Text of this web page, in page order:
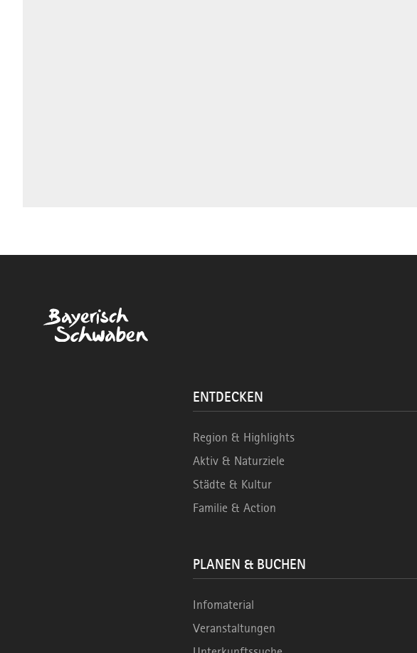
ENTDECKEN
Region & Highlights
Aktiv & Naturziele
Städte & Kultur
Familie & Action
PLANEN & BUCHEN
Infomaterial
Veranstaltungen